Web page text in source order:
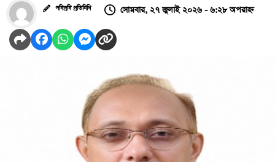
পবিপ্রবি প্রতিনিধি সোমবার, ২৭ জুলাই ২০২৬ - ৬:২৮ অপরাহ্ন